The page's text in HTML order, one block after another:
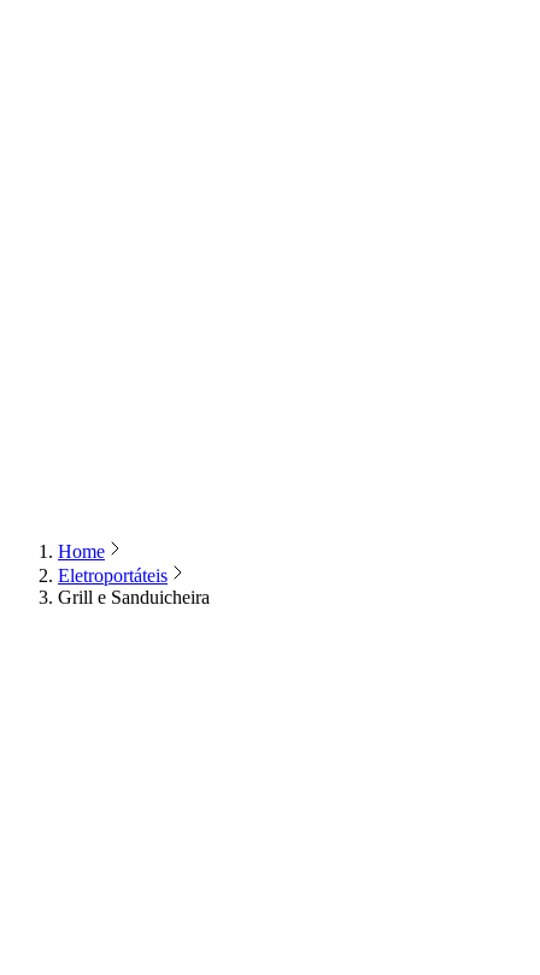
Home
Eletroportáteis
Grill e Sanduicheira